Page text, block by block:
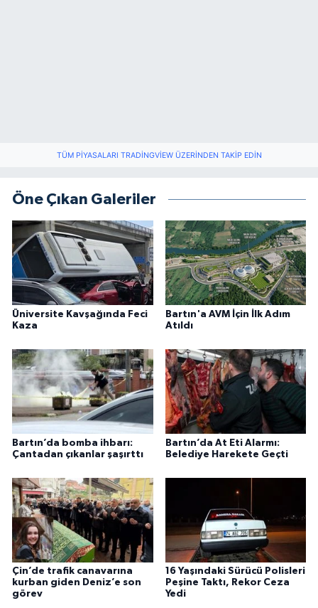
TÜM PIYASALARI TRADINGVIEW ÜZERINDEN TAKIP EDIN
Öne Çıkan Galeriler
Üniversite Kavşağında Feci
Kaza
Bartın'a AVM İçin İlk Adım
Atıldı
Bartın’da bomba ihbarı:
Çantadan çıkanlar şaşırttı
Bartın’da At Eti Alarmı:
Belediye Harekete Geçti
Çin’de trafik canavarına
kurban giden Deniz’e son
görev
16 Yaşındaki Sürücü Polisleri
Peşine Taktı, Rekor Ceza
Yedi